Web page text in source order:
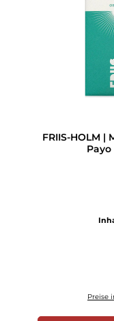
FRIIS-HOLM
Payo
Preise